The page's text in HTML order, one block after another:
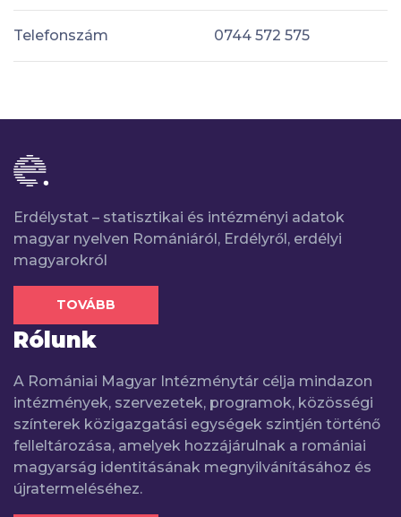
Telefonszám 0744 572 575
Erdélystat – statisztikai és intézményi adatok
magyar nyelven Romániáról, Erdélyről, erdélyi
magyarokról
TOVÁBB
Rólunk
A Romániai Magyar Intézménytár célja mindazon
intézmények, szervezetek, programok, közösségi
színterek közigazgatási egységek szintjén történő
felleltározása, amelyek hozzájárulnak a romániai
magyarság identitásának megnyilvánításához és
újratermeléséhez.